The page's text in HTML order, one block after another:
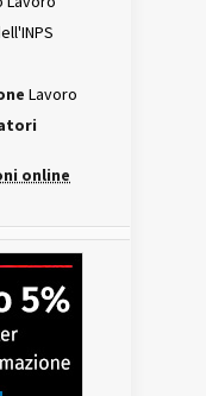
Lavoro
online